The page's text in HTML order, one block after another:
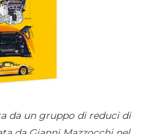
da un gruppo di reduci di